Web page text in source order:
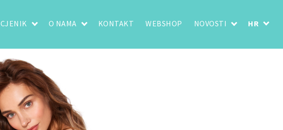
CJENIK O NAMA KONTAKT WEBSHOP NOVOSTI HR